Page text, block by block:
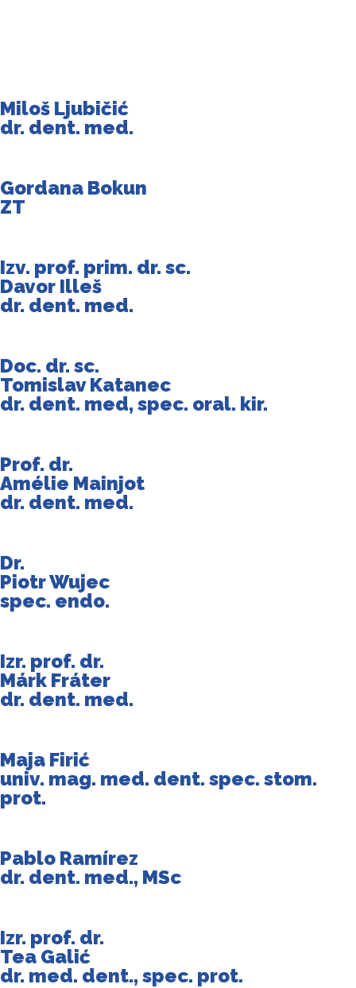
Miloš Ljubičić
dr. dent. med.
Gordana Bokun
ZT
Izv. prof. prim. dr. sc.
Davor Illeš
dr. dent. med.
Doc. dr. sc.
Tomislav Katanec
dr. dent. med, spec. oral. kir.
Prof. dr.
Amélie Mainjot
dr. dent. med.
Dr.
Piotr Wujec
spec. endo.
Izr. prof. dr.
Márk Fráter
dr. dent. med.
Maja Firić
univ. mag. med. dent. spec. stom.
prot.
Pablo Ramírez
dr. dent. med., MSc
Izr. prof. dr.
Tea Galić
dr. med. dent., spec. prot.